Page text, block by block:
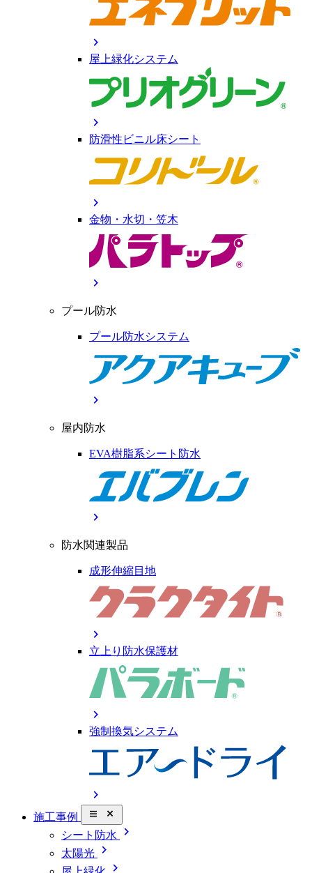
chevron_right
屋上緑化システム
chevron_right
防滑性ビニル床シート
chevron_right
金物・水切・笠木
chevron_right
プール防水
プール防水システム
chevron_right
屋内防水
EVA樹脂系シート防水
chevron_right
防水関連製品
成形伸縮目地
chevron_right
立上り防水保護材
chevron_right
強制換気システム
chevron_right
施工事例 close_small
シート防水 chevron_right
太陽光 chevron_right
chevron_right